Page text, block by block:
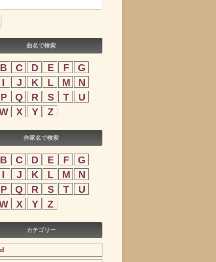
曲名で検索
B C D E F
G
I J K L M
N
P Q R S T
U
X Y Z
作家名で検索
B C D E F
G
I J K L M
N
P Q R S T
U
X Y Z
カテゴリー